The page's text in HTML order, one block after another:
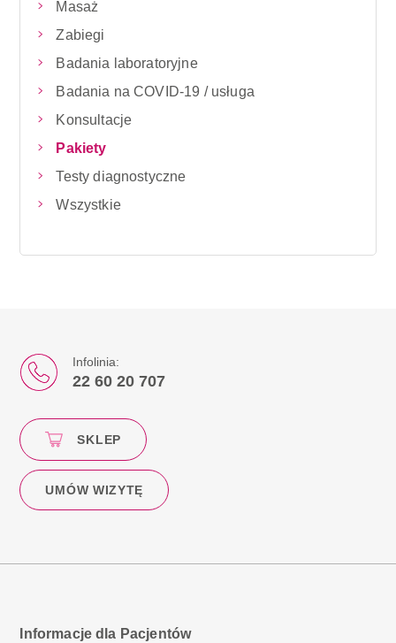
Masaż
Zabiegi
Badania laboratoryjne
Badania na COVID-19 / usługa
Konsultacje
Pakiety
Testy diagnostyczne
Wszystkie
Infolinia:
22 60 20 707
SKLEP
UMÓW WIZYTĘ
Informacje dla Pacjentów